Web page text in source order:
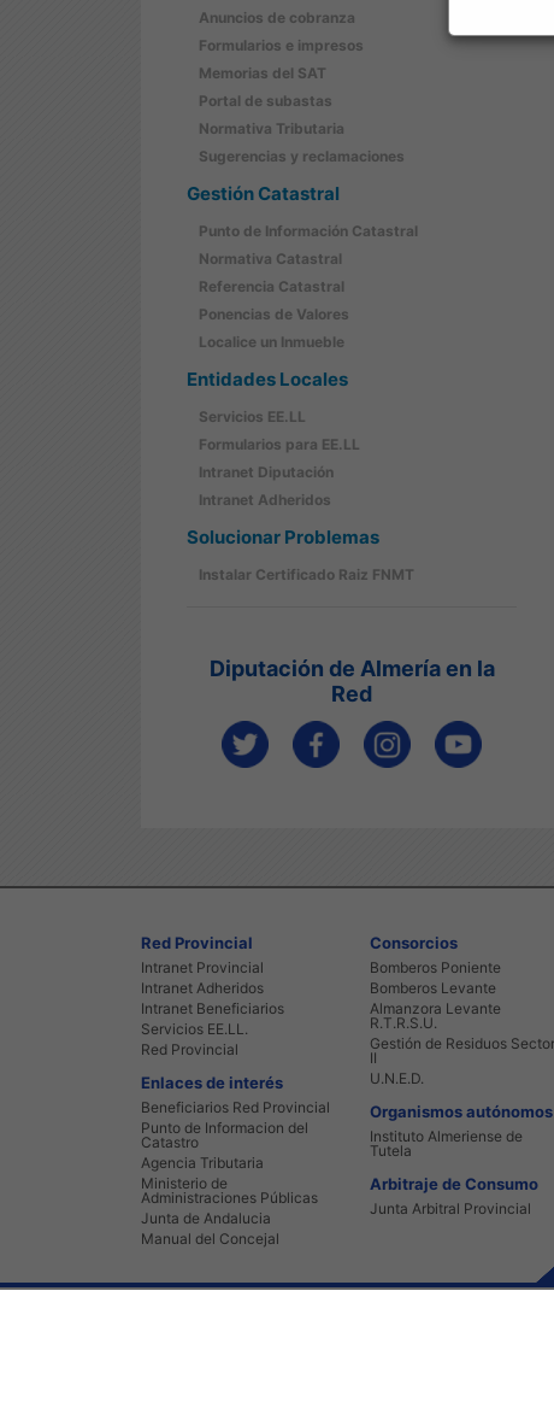
Anuncios de cobranza
Formularios e impresos
Memorias del SAT
Portal de subastas
Normativa Tributaria
Sugerencias y reclamaciones
Gestión Catastral
Punto de Información Catastral
Normativa Catastral
Referencia Catastral
Ponencias de Valores
Localice un Inmueble
Entidades Locales
Servicios EE.LL
Formularios para EE.LL
Intranet Diputación
Intranet Adheridos
Solucionar Problemas
Instalar Certificado Raiz FNMT
Diputación de Almería en la
Red
Red Provincial
Intranet Provincial
Intranet Adheridos
Intranet Beneficiarios
Servicios EE.LL.
Red Provincial
Enlaces de interés
Beneficiarios Red Provincial
Punto de Informacion del
Catastro
Agencia Tributaria
Ministerio de
Administraciones Públicas
Junta de Andalucia
Manual del Concejal
Consorcios
Bomberos Poniente
Bomberos Levante
Almanzora Levante
R.T.R.S.U.
Gestión de Residuos
II
U.N.E.D.
Organismos autónomos
Instituto Almeriense de
Tutela
Arbitraje de Consumo
Junta Arbitral Provincial